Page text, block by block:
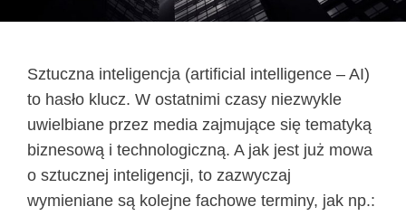
Sztuczna inteligencja (artificial intelligence – AI)
to hasło klucz. W ostatnimi czasy niezwykle
uwielbiane przez media zajmujące się tematyką
biznesową i technologiczną. A jak jest już mowa
o sztucznej inteligencji, to zazwyczaj
wymieniane są kolejne fachowe terminy, jak np.: